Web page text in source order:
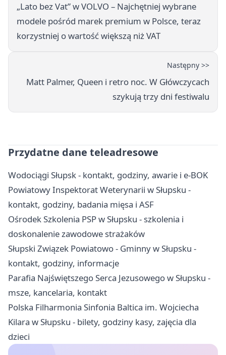
„Lato bez Vat” w VOLVO – Najchętniej wybrane
modele pośród marek premium w Polsce, teraz
korzystniej o wartość większą niż VAT
Następny >>
Matt Palmer, Queen i retro noc. W Główczycach
szykują trzy dni festiwalu
Przydatne dane teleadresowe
Wodociągi Słupsk - kontakt, godziny, awarie i e-BOK
Powiatowy Inspektorat Weterynarii w Słupsku -
kontakt, godziny, badania mięsa i ASF
Ośrodek Szkolenia PSP w Słupsku - szkolenia i
doskonalenie zawodowe strażaków
Słupski Związek Powiatowo - Gminny w Słupsku -
kontakt, godziny, informacje
Parafia Najświętszego Serca Jezusowego w Słupsku -
msze, kancelaria, kontakt
Polska Filharmonia Sinfonia Baltica im. Wojciecha
Kilara w Słupsku - bilety, godziny kasy, zajęcia dla
dzieci